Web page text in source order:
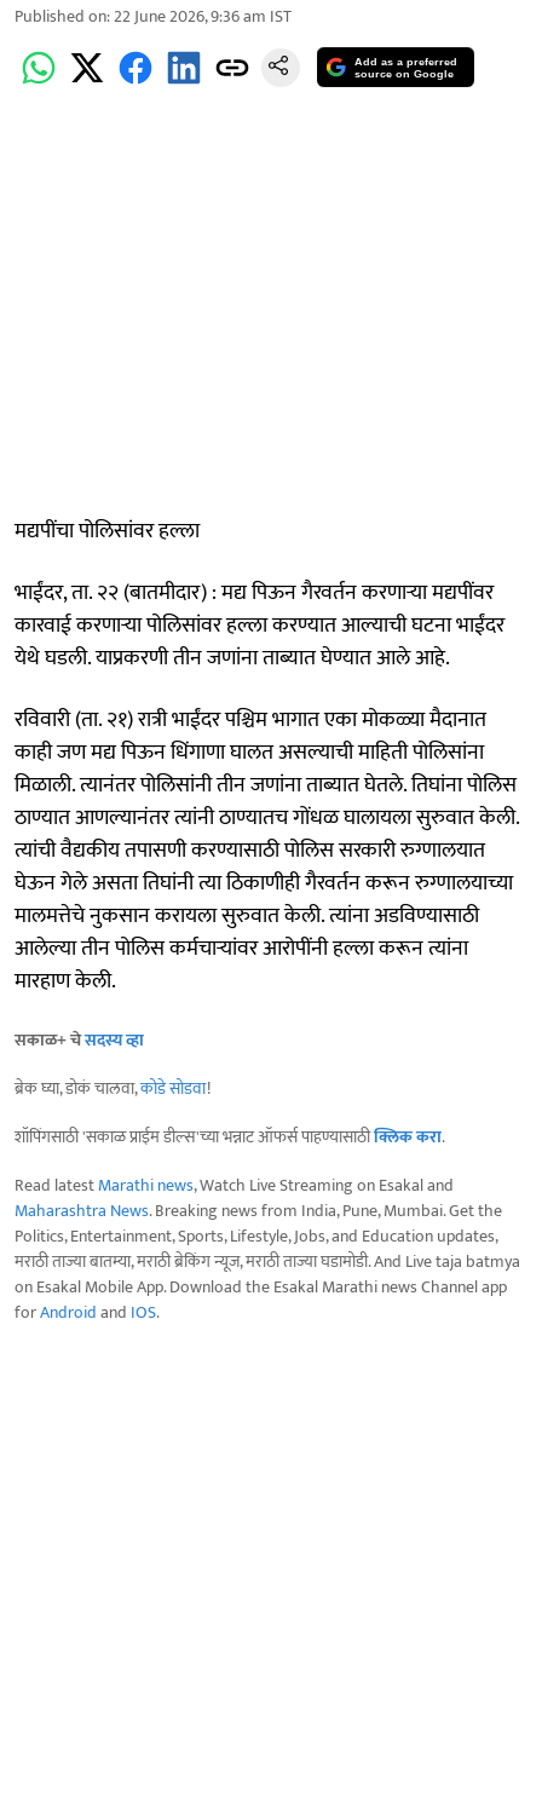
Published on:22 June 2026, 9:36 am IST
Add as a preferred
source on Google
मद्यपींचा पोलिसांवर हल्ला
भाईंदर, ता. २२ (बातमीदार) : मद्य पिऊन गैरवर्तन करणाऱ्या मद्यपींवर
कारवाई करणाऱ्या पोलिसांवर हल्ला करण्यात आल्याची घटना भाईंदर
येथे घडली. याप्रकरणी तीन जणांना ताब्यात घेण्यात आले आहे.
रविवारी (ता. २१) रात्री भाईंदर पश्चिम भागात एका मोकळ्या मैदानात
काही जण मद्य पिऊन धिंगाणा घालत असल्याची माहिती पोलिसांना
मिळाली. त्यानंतर पोलिसांनी तीन जणांना ताब्यात घेतले. तिघांना पोलिस
ठाण्यात आणल्यानंतर त्यांनी ठाण्यातच गोंधळ घालायला सुरुवात केली.
त्यांची वैद्यकीय तपासणी करण्यासाठी पोलिस सरकारी रुग्णालयात
घेऊन गेले असता तिघांनी त्या ठिकाणीही गैरवर्तन करून रुग्णालयाच्या
मालमत्तेचे नुकसान करायला सुरुवात केली. त्यांना अडविण्यासाठी
आलेल्या तीन पोलिस कर्मचाऱ्यांवर आरोपींनी हल्ला करून त्यांना
मारहाण केली.
सकाळ+ चेसदस्य व्हा
ब्रेक घ्या, डोकं चालवा,कोडे सोडवा!
शॉपिंगसाठी 'सकाळ प्राईम डील्स'च्या भन्नाट ऑफर्स पाहण्यासाठीक्लिक करा.
Read latestMarathi news, Watch Live Streaming on Esakal and
Maharashtra News. Breaking news from India, Pune, Mumbai. Get the
Politics, Entertainment, Sports, Lifestyle, Jobs, and Education updates,
मराठी ताज्या बातम्या, मराठी ब्रेकिंग न्यूज, मराठी ताज्या घडामोडी. And Live taja batmya
on Esakal Mobile App. Download the Esakal Marathi news Channel app
forAndroidand IOS.